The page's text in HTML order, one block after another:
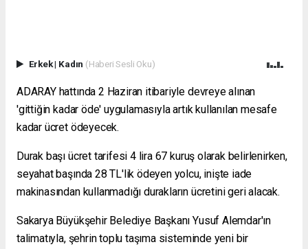
Erkek| Kadın (Haberi Sesli Oku)
ADARAY hattında 2 Haziran itibariyle devreye alınan
'gittiğin kadar öde' uygulamasıyla artık kullanılan mesafe
kadar ücret ödeyecek.
Durak başı ücret tarifesi 4 lira 67 kuruş olarak belirlenirken,
seyahat başında 28 TL'lik ödeyen yolcu, inişte iade
makinasından kullanmadığı durakların ücretini geri alacak.
Sakarya Büyükşehir Belediye Başkanı Yusuf Alemdar'ın
talimatıyla, şehrin toplu taşıma sisteminde yeni bir